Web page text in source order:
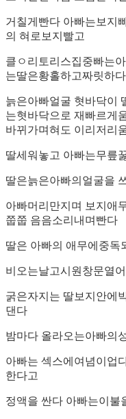
거칠게빤다 아빠는보지
의 혀로보지빨고
클ㅇ리토리스집중빠는
는딸은황홀하고짜릿하다
늙은아빠얼굴 혓바닥이
는혓바닥으로 재빠르게
바뀌가며혀도 이리저리
딸세워놓고 아빠는무릎
딸은늙은아빠의얼굴을
아빠머리만지며 보지애
쭙쭙 음음소리내며빤다
딸은 아빠의 애무에중독
비오는날고시원창문열
굵은자지는 딸보지안에
댄다
밤마다 올라오는아빠의
아빠는 섹스에여념이업
한다고
정액을 싼다 아빠는이불